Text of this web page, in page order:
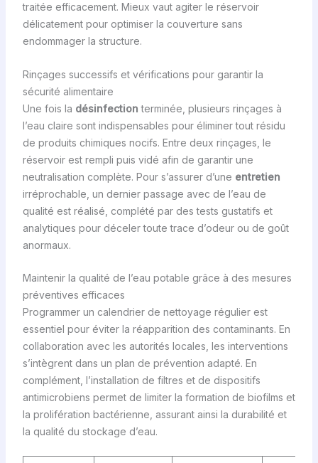
traitée efficacement. Mieux vaut agiter le réservoir
délicatement pour optimiser la couverture sans
endommager la structure.
Rinçages successifs et vérifications pour garantir la
sécurité alimentaire
Une fois la désinfection terminée, plusieurs rinçages à
l’eau claire sont indispensables pour éliminer tout résidu
de produits chimiques nocifs. Entre deux rinçages, le
réservoir est rempli puis vidé afin de garantir une
neutralisation complète. Pour s’assurer d’une entretien
irréprochable, un dernier passage avec de l’eau de
qualité est réalisé, complété par des tests gustatifs et
analytiques pour déceler toute trace d’odeur ou de goût
anormaux.
Maintenir la qualité de l’eau potable grâce à des mesures
préventives efficaces
Programmer un calendrier de nettoyage régulier est
essentiel pour éviter la réapparition des contaminants. En
collaboration avec les autorités locales, les interventions
s’intègrent dans un plan de prévention adapté. En
complément, l’installation de filtres et de dispositifs
antimicrobiens permet de limiter la formation de biofilms et
la prolifération bactérienne, assurant ainsi la durabilité et
la qualité du stockage d’eau.